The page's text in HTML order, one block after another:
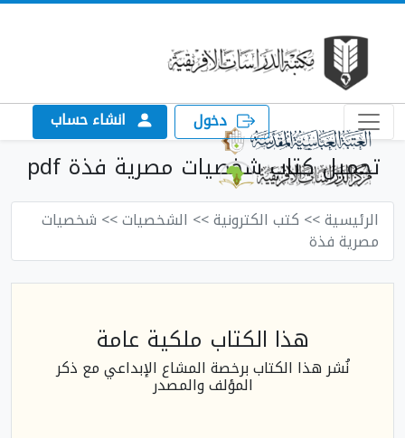
دخول انشاء حساب
تحميل كتاب شخصيات مصرية فذة pdf
الرئيسية>> كتب الكترونية>> الشخصيات>> شخصيات
مصرية فذة
هذا الكتاب ملكية عامة
نُشر هذا الكتاب برخصة المشاع الإبداعي مع ذكر
المؤلف والمصدر